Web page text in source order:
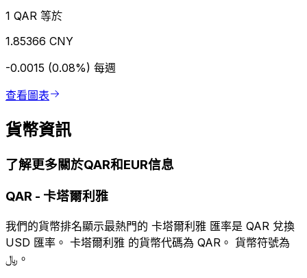
1 QAR 等於
1.85366 CNY
-0.0015 (0.08%) 每週
查看圖表
貨幣資訊
了解更多關於QAR和EUR信息
QAR - 卡塔爾利雅
我們的貨幣排名顯示最熱門的 卡塔爾利雅 匯率是 QAR 兌換
USD 匯率。 卡塔爾利雅 的貨幣代碼為 QAR。 貨幣符號為
﷼。